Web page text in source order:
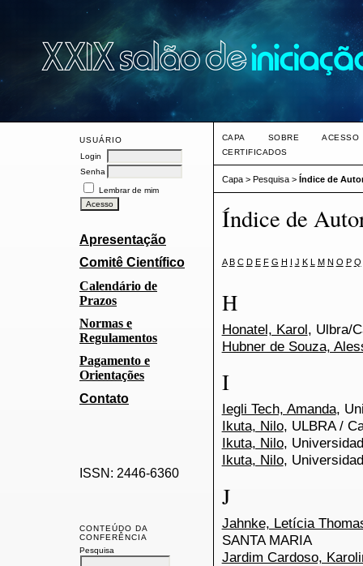
USUÁRIO
Login
Senha
Lembrar de mim
Apresentação
Comitê Científico
Calendário de
Prazos
Normas e
Regulamentos
Pagamento e
Orientações
Contato
ISSN: 2446-6360
CONTEÚDO DA
CONFERÊNCIA
Pesquisa
CAPA SOBRE
ACESSO
CERTIFICADOS
Capa> Pesquisa> Índice de
Índice de
A B C D E F G H I J K L M N O P Q
H
Honatel, Karol, Ulbra/
Hubner de Souza,
I
Iegli Tech, Amanda,
Ikuta, Nilo, ULBRA /
Ikuta, Nilo,
Ikuta, Nilo,
J
Jahnke, Letícia
SANTA MARIA
Jardim Cardoso,